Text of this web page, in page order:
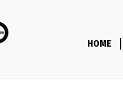
HOME